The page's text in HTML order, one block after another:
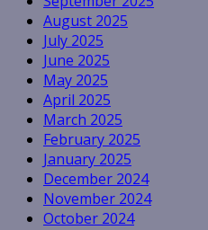
August 2025
July 2025
June 2025
May 2025
April 2025
March 2025
February 2025
January 2025
December 2024
November 2024
October 2024